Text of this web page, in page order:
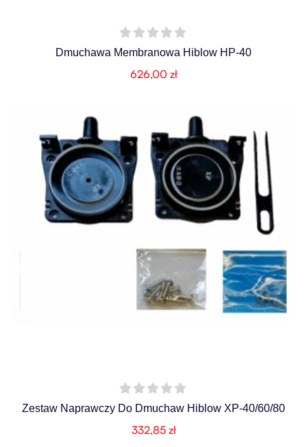
Dmuchawa Membranowa Hiblow HP-40
626,00 zł
Zestaw Naprawczy Do Dmuchaw Hiblow XP-40/60/80
332,85 zł